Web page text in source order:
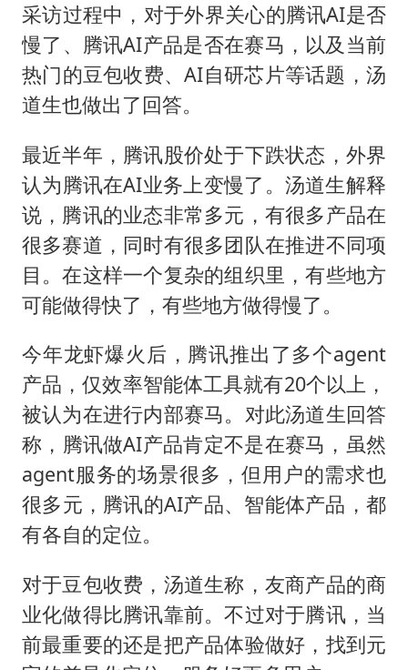
采访过程中，对于外界关心的腾讯AI是否
慢了、腾讯AI产品是否在赛马，以及当前
热门的豆包收费、AI自研芯片等话题，汤
道生也做出了回答。
最近半年，腾讯股价处于下跌状态，外界
认为腾讯在AI业务上变慢了。汤道生解释
说，腾讯的业态非常多元，有很多产品在
很多赛道，同时有很多团队在推进不同项
目。在这样一个复杂的组织里，有些地方
可能做得快了，有些地方做得慢了。
今年龙虾爆火后，腾讯推出了多个agent
产品，仅效率智能体工具就有20个以上，
被认为在进行内部赛马。对此汤道生回答
称，腾讯做AI产品肯定不是在赛马，虽然
agent服务的场景很多，但用户的需求也
很多元，腾讯的AI产品、智能体产品，都
有各自的定位。
对于豆包收费，汤道生称，友商产品的商
业化做得比腾讯靠前。不过对于腾讯，当
前最重要的还是把产品体验做好，找到元